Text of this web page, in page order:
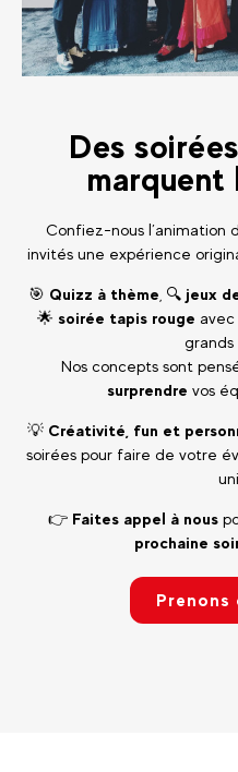
Des
marquent
Confiez-nous l’animation
invités une expérience
🎯 Quizz à thème , 🔍 jeux
🌟 soirée tapis rouge
grands
Nos concepts sont
surprendre vos
💡 Créativité, fun et
soirées pour faire de votre
👉 Faites appel à nous
prochaine